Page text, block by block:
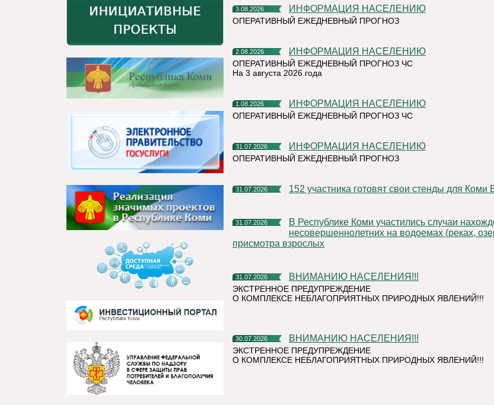
3.08.2026 ИНФОРМАЦИЯ НАСЕЛЕНИЮ
ОПЕРАТИВНЫЙ ЕЖЕДНЕВНЫЙ ПРОГНОЗ
2.08.2026 ИНФОРМАЦИЯ НАСЕЛЕНИЮ
ОПЕРАТИВНЫЙ ЕЖЕДНЕВНЫЙ ПРОГНОЗ ЧС
На 3 августа 2026 года
1.08.2026 ИНФОРМАЦИЯ НАСЕЛЕНИЮ
ОПЕРАТИВНЫЙ ЕЖЕДНЕВНЫЙ ПРОГНОЗ ЧС
31.07.2026 ИНФОРМАЦИЯ НАСЕЛЕНИЮ
ОПЕРАТИВНЫЙ ЕЖЕДНЕВНЫЙ ПРОГНОЗ
31.07.2026 152 участника готовят свои стенды для
31.07.2026
В Республике Коми участились случаи нахождения и купания
несовершеннолетних на водоемах (реках,
присмотра взрослых
31.07.2026 ВНИМАНИЮ НАСЕЛЕНИЯ!!!
ЭКСТРЕННОЕ ПРЕДУПРЕЖДЕНИЕ
О КОМПЛЕКСЕ НЕБЛАГОПРИЯТНЫХ ПРИРОДНЫХ ЯВЛЕНИЙ!!!
30.07.2026 ВНИМАНИЮ НАСЕЛЕНИЯ!!!
ЭКСТРЕННОЕ ПРЕДУПРЕЖДЕНИЕ
О КОМПЛЕКСЕ НЕБЛАГОПРИЯТНЫХ ПРИРОДНЫХ ЯВЛЕНИЙ!!!